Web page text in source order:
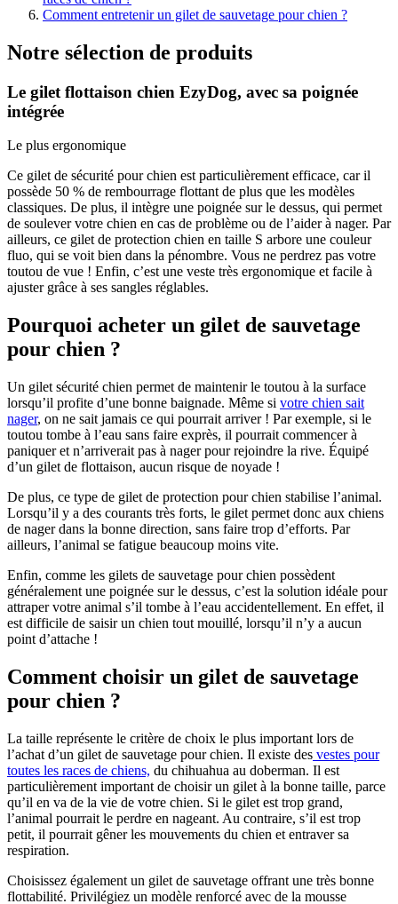
Comment entretenir un gilet de sauvetage pour chien ?
Notre sélection de produits
Le gilet flottaison chien EzyDog, avec sa poignée
intégrée
Le plus ergonomique
Ce gilet de sécurité pour chien est particulièrement efficace, car il
possède 50 % de rembourrage flottant de plus que les modèles
classiques. De plus, il intègre une poignée sur le dessus, qui permet
de soulever votre chien en cas de problème ou de l’aider à nager. Par
ailleurs, ce gilet de protection chien en taille S arbore une couleur
fluo, qui se voit bien dans la pénombre. Vous ne perdrez pas votre
toutou de vue ! Enfin, c’est une veste très ergonomique et facile à
ajuster grâce à ses sangles réglables.
Pourquoi acheter un gilet de sauvetage
pour chien ?
Un gilet sécurité chien permet de maintenir le toutou à la surface
lorsqu’il profite d’une bonne baignade. Même si votre chien sait
nager, on ne sait jamais ce qui pourrait arriver ! Par exemple, si le
toutou tombe à l’eau sans faire exprès, il pourrait commencer à
paniquer et n’arriverait pas à nager pour rejoindre la rive. Équipé
d’un gilet de flottaison, aucun risque de noyade !
De plus, ce type de gilet de protection pour chien stabilise l’animal.
Lorsqu’il y a des courants très forts, le gilet permet donc aux chiens
de nager dans la bonne direction, sans faire trop d’efforts. Par
ailleurs, l’animal se fatigue beaucoup moins vite.
Enfin, comme les gilets de sauvetage pour chien possèdent
généralement une poignée sur le dessus, c’est la solution idéale pour
attraper votre animal s’il tombe à l’eau accidentellement. En effet, il
est difficile de saisir un chien tout mouillé, lorsqu’il n’y a aucun
point d’attache !
Comment choisir un gilet de sauvetage
pour chien ?
La taille représente le critère de choix le plus important lors de
l’achat d’un gilet de sauvetage pour chien. Il existe des vestes pour
toutes les races de chiens, du chihuahua au doberman. Il est
particulièrement important de choisir un gilet à la bonne taille, parce
qu’il en va de la vie de votre chien. Si le gilet est trop grand,
l’animal pourrait le perdre en nageant. Au contraire, s’il est trop
petit, il pourrait gêner les mouvements du chien et entraver sa
respiration.
Choisissez également un gilet de sauvetage offrant une très bonne
flottabilité. Privilégiez un modèle renforcé avec de la mousse